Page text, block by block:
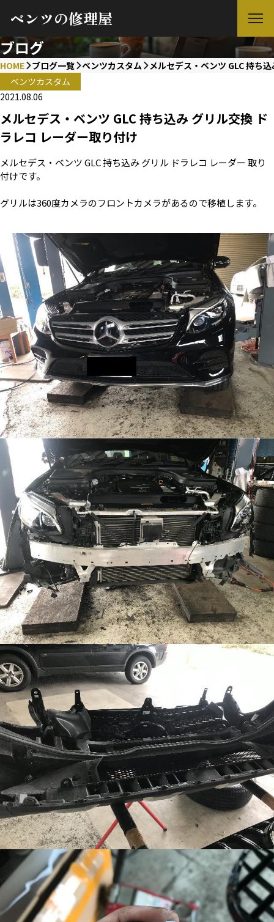
ベンツの修理屋
ブログ
HOME ブログ一覧 ベンツカスタム
メルセデス・ベンツ GLC 持ち
ベンツカスタム
2021.08.06
メルセデス・ベンツ GLC 持ち込み グリル交換 ド
ラレコ レーダー取り付け
メルセデス・ベンツ GLC 持ち込み グリル ドラレコ レーダー 取り
付けです。
グリルは360度カメラのフロントカメラがあるので移植します。